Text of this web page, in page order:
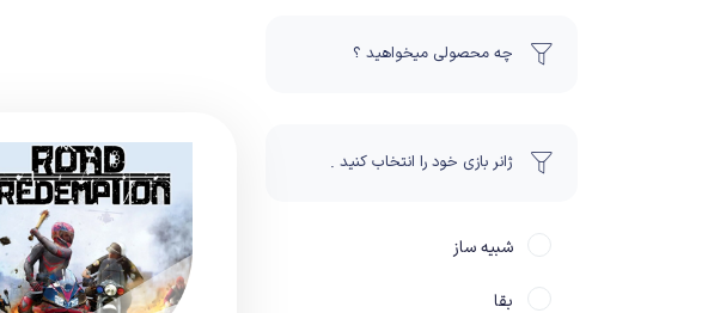
چه محصولی میخواهید ؟
ژانر بازی خود را انتخاب کنید .
شبیه ساز
بقا